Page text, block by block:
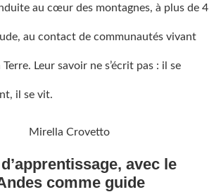
au cœur des montagnes, à plus de 4
au contact de communautés vivant
Leur savoir ne s’écrit pas : il se
il se vit.
avec le
comme guide